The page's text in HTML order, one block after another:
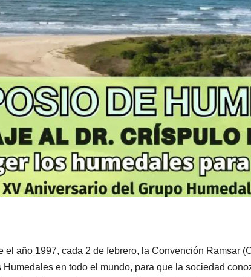
el año 1997, cada 2 de febrero, la Convención Ramsar
Humedales en todo el mundo, para que la sociedad